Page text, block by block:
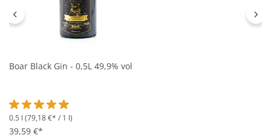
Boar Black Gin - 0,5L 49,9% vol
Durchschnittliche Bewertung von 5 von 5 Sternen
0.5 l (79,18 €* / 1 l)
39,59 €*